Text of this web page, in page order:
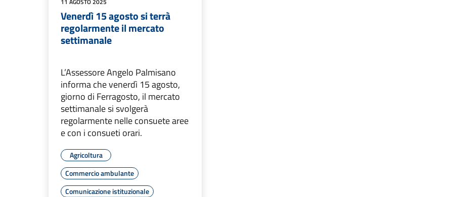
Venerdì 15 agosto si terrà
regolarmente il mercato
settimanale
L’Assessore Angelo Palmisano
informa che venerdì 15 agosto,
giorno di Ferragosto, il mercato
settimanale si svolgerà
regolarmente nelle consuete aree
e con i consueti orari.
Agricoltura
Commercio ambulante
Comunicazione istituzionale